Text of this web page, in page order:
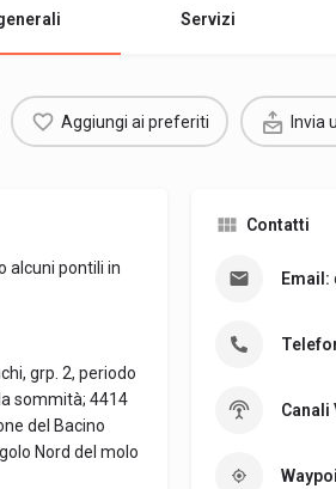
Servizi
Aggiungi ai preferiti Invia
alcuni pontili in
grp. 2, periodo
sommità; 4414
del Bacino
Nord del molo
Contatti
Email:
Canali